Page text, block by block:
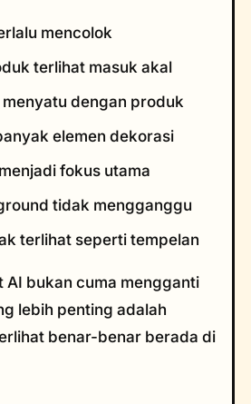
mencolok
terlihat masuk akal
dengan produk
elemen dekorasi
fokus utama
tidak mengganggu
terlihat seperti tempelan
AI bukan cuma mengganti
lebih penting adalah
benar-benar berada di